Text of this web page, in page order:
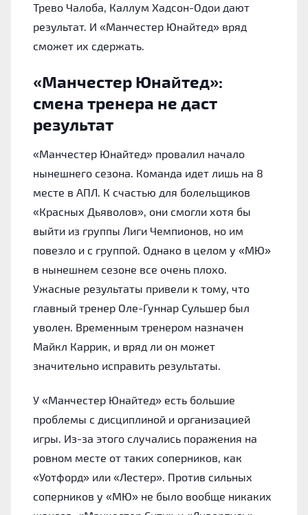
Трево Чалоба, Каллум Хадсон-Одои дают
результат. И «Манчестер Юнайтед» вряд
сможет их сдержать.
«Манчестер Юнайтед»:
смена тренера не даст
результат
«Манчестер Юнайтед» провалил начало
нынешнего сезона. Команда идет лишь на 8
месте в АПЛ. К счастью для болельщиков
«Красных Дьяволов», они смогли хотя бы
выйти из группы Лиги Чемпионов, но им
повезло и с группой. Однако в целом у «МЮ»
в нынешнем сезоне все очень плохо.
Ужасные результаты привели к тому, что
главный тренер Оле-Гуннар Сульшер был
уволен. Временным тренером назначен
Майкл Каррик, и вряд ли он может
значительно исправить результаты.
У «Манчестер Юнайтед» есть большие
проблемы с дисциплиной и организацией
игры. Из-за этого случались поражения на
ровном месте от таких соперников, как
«Уотфорд» или «Лестер». Против сильных
соперников у «МЮ» не было вообще никаких